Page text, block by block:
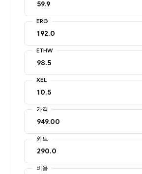
ERG
ETHW
XEL
가격
와트
비용